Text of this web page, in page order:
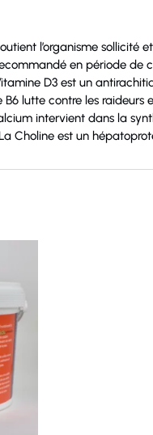
l’organisme
en période de
D3 est un
B6 lutte contre les
intervient dans la
Choline est un